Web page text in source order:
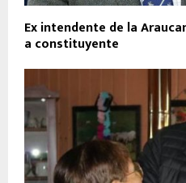
Ex intendente de la
a constituyente